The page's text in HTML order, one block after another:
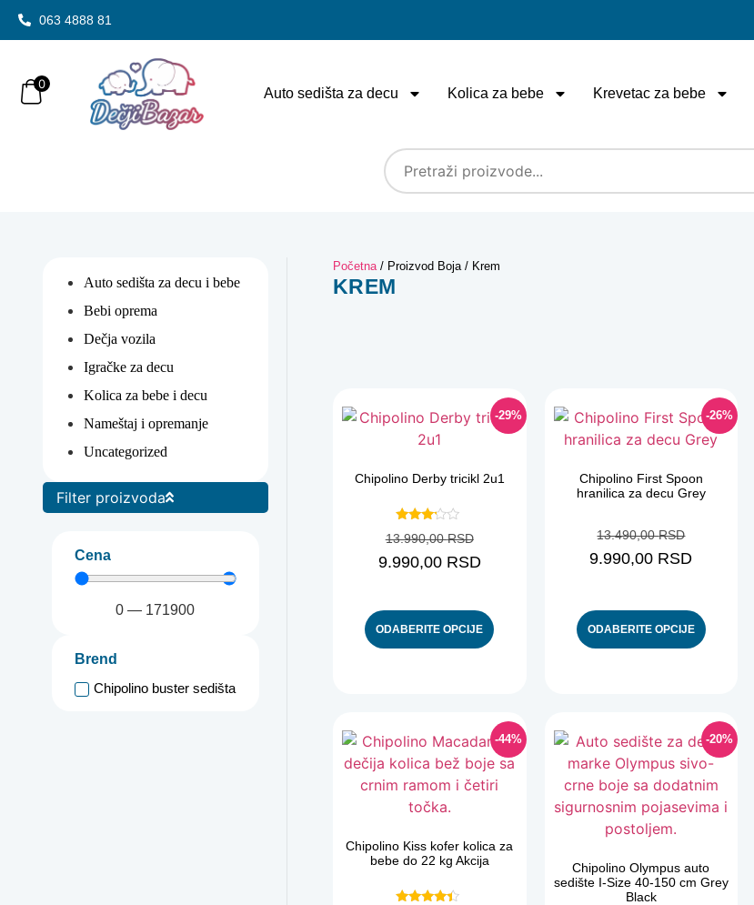
063 4888 81
Auto sedišta za decu Kolica za bebe Krevetac za bebe
0
Auto sedišta za decu i bebe
Bebi oprema
Dečja vozila
Igračke za decu
Kolica za bebe i decu
Nameštaj i opremanje
Uncategorized
Filter proizvoda
Cena
0— 171900
Brend
Chipolino buster sedišta
Početna/ Proizvod Boja / Krem
KREM
-29%
Chipolino Derby tricikl 2u1
Ocenjeno
sa
3.00
od 5
13.990,00RSD
9.990,00 RSD
ODABERITE OPCIJE
-26%
Chipolino First Spoon
hranilica za decu Grey
13.490,00RSD
9.990,00 RSD
ODABERITE OPCIJE
-44%
Chipolino Kiss kofer kolica za
bebe do 22 kg Akcija
-20%
Chipolino Olympus auto
sedište I-Size 40-150 cm Grey
Black